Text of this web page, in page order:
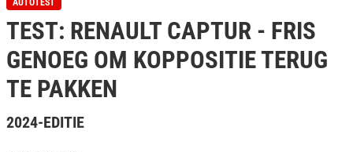
AUTOTEST
TEST: RENAULT CAPTUR - FRIS
GENOEG OM KOPPOSITIE TERUG
TE PAKKEN
2024-EDITIE